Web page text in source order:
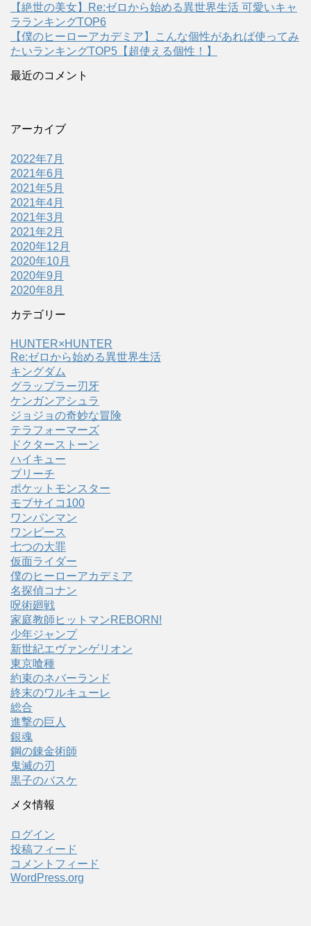
【絶世の美女】Re:ゼロから始める異世界生活 可愛いキャ
ラランキングTOP6
【僕のヒーローアカデミア】こんな個性があれば使ってみ
たいランキングTOP5【超使える個性！】
最近のコメント
アーカイブ
2022年7月
2021年6月
2021年5月
2021年4月
2021年3月
2021年2月
2020年12月
2020年10月
2020年9月
2020年8月
カテゴリー
HUNTER×HUNTER
Re:ゼロから始める異世界生活
キングダム
グラップラー刃牙
ケンガンアシュラ
ジョジョの奇妙な冒険
テラフォーマーズ
ドクターストーン
ハイキュー
ブリーチ
ポケットモンスター
モブサイコ100
ワンパンマン
ワンピース
七つの大罪
仮面ライダー
僕のヒーローアカデミア
名探偵コナン
呪術廻戦
家庭教師ヒットマンREBORN!
少年ジャンプ
新世紀エヴァンゲリオン
東京喰種
約束のネバーランド
終末のワルキューレ
総合
進撃の巨人
銀魂
鋼の錬金術師
鬼滅の刃
黒子のバスケ
メタ情報
ログイン
投稿フィード
コメントフィード
WordPress.org